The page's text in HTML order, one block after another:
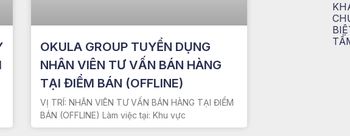
OKULA GROUP TUYỂN DỤNG
NHÂN VIÊN TƯ VẤN BÁN HÀNG
TẠI ĐIỂM BÁN (OFFLINE)
VỊ TRÍ: NHÂN VIÊN TƯ VẤN BÁN HÀNG TẠI ĐIỂM
BÁN (OFFLINE) Làm việc tại: Khu vực